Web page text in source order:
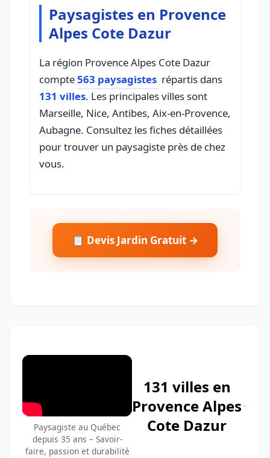
Paysagistes en Provence
Alpes Cote Dazur
La région Provence Alpes Cote Dazur
compte563 paysagistes répartis dans
131 villes. Les principales villes sont
Marseille, Nice, Antibes, Aix-en-Provence,
Aubagne. Consultez les fiches détaillées
pour trouver un paysagiste près de chez
vous.
📋 Devis Jardin Gratuit →
Paysagiste au Québec
depuis 35 ans – Savoir-
faire, passion et durabilité
131 villes en
Provence Alpes
Cote Dazur